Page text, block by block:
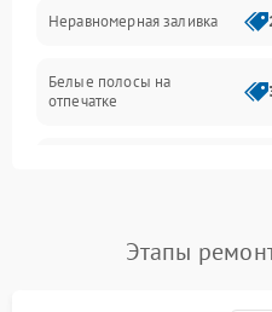
Дисплей и органы
Изображение
Неравномерная заливка
Белые полосы на
отпечатке
Этапы